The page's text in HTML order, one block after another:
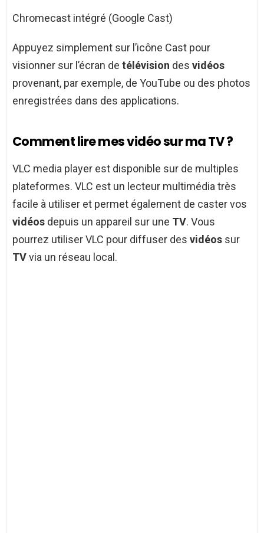
Chromecast intégré (Google Cast)
Appuyez simplement sur l’icône Cast pour
visionner sur l’écran de télévision des vidéos
provenant, par exemple, de YouTube ou des photos
enregistrées dans des applications.
Comment lire mes vidéo sur ma TV ?
VLC media player est disponible sur de multiples
plateformes. VLC est un lecteur multimédia très
facile à utiliser et permet également de caster vos
vidéos depuis un appareil sur une TV. Vous
pourrez utiliser VLC pour diffuser des vidéos sur
TVvia un réseau local.